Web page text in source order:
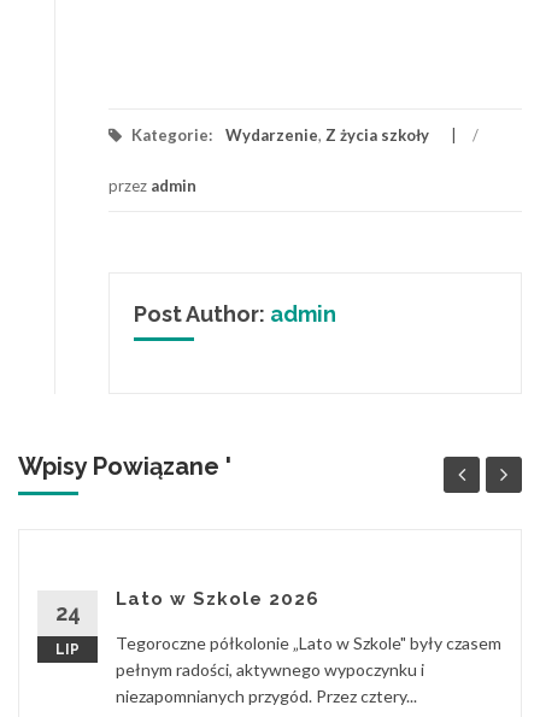
Kategorie: Wydarzenie, Z życia szkoły /
przez admin
Post Author: admin
Wpisy Powiązane '
24
LIP
Lato w Szkole 2026
Tegoroczne półkolonie „Lato w Szkole" były czasem
pełnym radości, aktywnego wypoczynku i
niezapomnianych przygód. Przez cztery...